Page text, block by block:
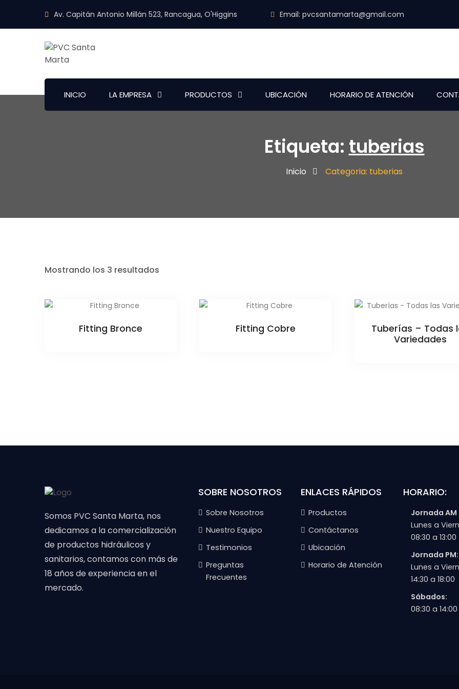
Av. Capitán Antonio Millán 523, Rancagua, O'Higgins Email: pvcsantamarta@gmail.com
INICIO LA EMPRESA PRODUCTOS UBICACIÓN HORARIO DE ATENCIÓN
Etiqueta: tuberias
Inicio Categoria: tuberias
Mostrando los 3 resultados
Fitting Bronce Fitting Cobre
Tuberías – Todas
Variedades
Somos PVC Santa Marta, nos
dedicamos a la comercialización
de productos hidráulicos y
sanitarios, contamos con más de
18 años de experiencia en el
mercado.
SOBRE NOSOTROS
Sobre Nosotros
Nuestro Equipo
Testimonios
Preguntas
Frecuentes
ENLACES RÁPIDOS
Productos
Contáctanos
Ubicación
Horario de Atención
HORARIO:
Jornada AM
Lunes a
08:30 a 13:00
Jornada PM:
Lunes a
14:30 a 18:00
Sábados:
08:30 a 14:00